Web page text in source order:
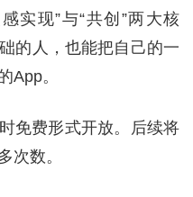
实现”与“共创”两大核
的人，也能把自己的一
App。
免费形式开放。后续将
次数。